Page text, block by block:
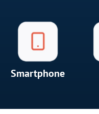
Smartphone